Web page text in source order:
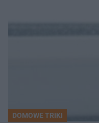
DOMOWE TRIKI